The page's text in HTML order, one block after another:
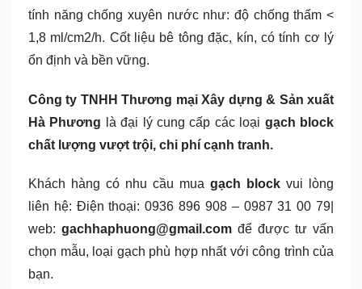
tính năng chống xuyên nước như: độ chống thấm <
1,8 ml/cm2/h. Cốt liệu bê tông đặc, kín, có tính cơ lý
ổn định và bền vững.
Công ty TNHH Thương mại Xây dựng & Sản xuất
Hà Phương là đại lý cung cấp các loại gạch block
chất lượng vượt trội, chi phí cạnh tranh.
Khách hàng có nhu cầu mua gạch block vui lòng
liên hệ: Điện thoại: 0936 896 908 – 0987 31 00 79|
web: gachhaphuong@gmail.com để được tư vấn
chọn mẫu, loại gạch phù hợp nhất với công trình của
bạn.